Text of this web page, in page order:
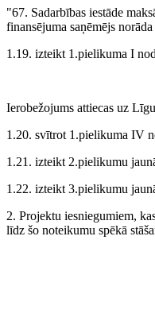
"67. Sadarbības iestāde
finansējuma saņēmējs
1.19. izteikt 1.pielikuma I
Ierobežojums attiecas uz
1.20. svītrot 1.pielikuma IV
1.21. izteikt 2.pielikumu
1.22. izteikt 3.pielikumu
2. Projektu iesniegumiem,
līdz šo noteikumu spēkā